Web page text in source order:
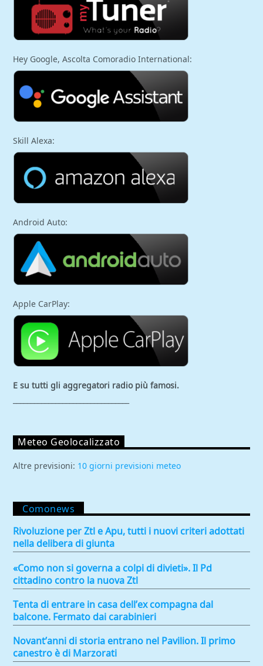
Hey Google, Ascolta Comoradio International:
Skill Alexa:
Android Auto:
Apple CarPlay:
E su tutti gli aggregatori radio più famosi.
Meteo Geolocalizzato
Altre previsioni: 10 giorni previsioni meteo
Comonews
Rivoluzione per Ztl e Apu, tutti i nuovi criteri adottati
nella delibera di giunta
«Como non si governa a colpi di divieti». Il Pd
cittadino contro la nuova Ztl
Tenta di entrare in casa dell’ex compagna dal
balcone. Fermato dai carabinieri
Novant’anni di storia entrano nel Pavilion. Il primo
canestro è di Marzorati